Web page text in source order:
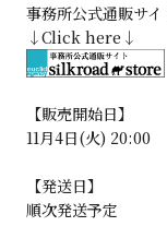
事務所公式通販サ
↓Click here↓
【販売開始日】
11月4日(火) 20:00
【発送日】
順次発送予定